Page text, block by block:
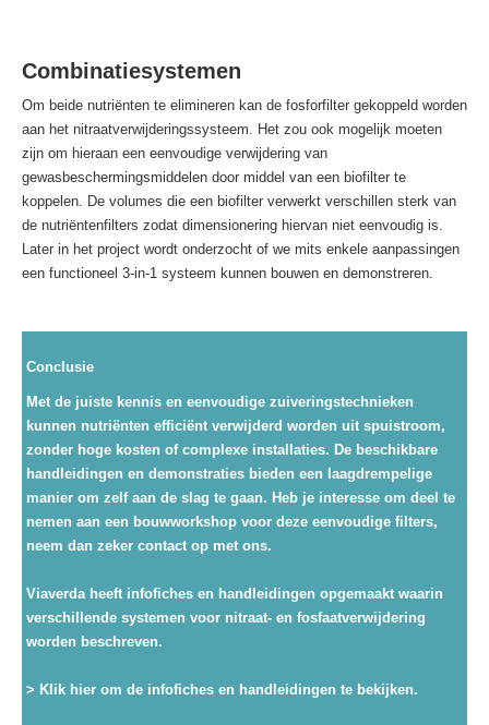
Combinatiesystemen
Om beide nutriënten te elimineren kan de fosforfilter gekoppeld worden
aan het nitraatverwijderingssysteem. Het zou ook mogelijk moeten
zijn om hieraan een eenvoudige verwijdering van
gewasbeschermingsmiddelen door middel van een biofilter te
koppelen. De volumes die een biofilter verwerkt verschillen sterk van
de nutriëntenfilters zodat dimensionering hiervan niet eenvoudig is.
Later in het project wordt onderzocht of we mits enkele aanpassingen
een functioneel 3-in-1 systeem kunnen bouwen en demonstreren.
Conclusie
Met de juiste kennis en eenvoudige zuiveringstechnieken
kunnen nutriënten efficiënt verwijderd worden uit spuistroom,
zonder hoge kosten of complexe installaties. De beschikbare
handleidingen en demonstraties bieden een laagdrempelige
manier om zelf aan de slag te gaan. Heb je interesse om deel te
nemen aan een bouwworkshop voor deze eenvoudige filters,
neem dan zeker contact op met ons.
Viaverda heeft infofiches en handleidingen opgemaakt waarin
verschillende systemen voor nitraat- en fosfaatverwijdering
worden beschreven.
> Klik hier om de infofiches en handleidingen te bekijken.